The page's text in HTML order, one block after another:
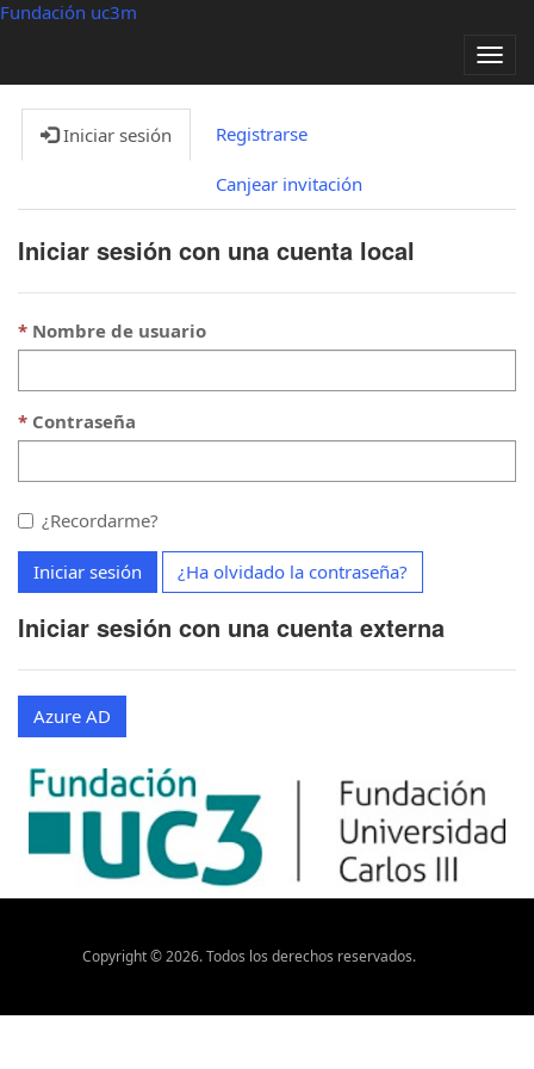
Fundación uc3m
Iniciar sesión Registrarse
Canjear invitación
Iniciar sesión con una cuenta local
Nombre de usuario
Contraseña
¿Recordarme?
Iniciar sesión ¿Ha olvidado la contraseña?
Iniciar sesión con una cuenta externa
Azure AD
Copyright ©2026. Todos los derechos reservados.